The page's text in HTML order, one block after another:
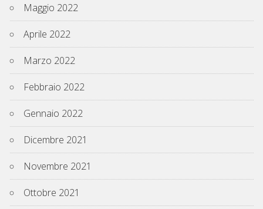
Maggio 2022
Aprile 2022
Marzo 2022
Febbraio 2022
Gennaio 2022
Dicembre 2021
Novembre 2021
Ottobre 2021